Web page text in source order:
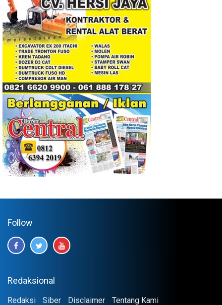
Follow
Redaksional
Redaksi Siber Disclaimer Tentang Kami